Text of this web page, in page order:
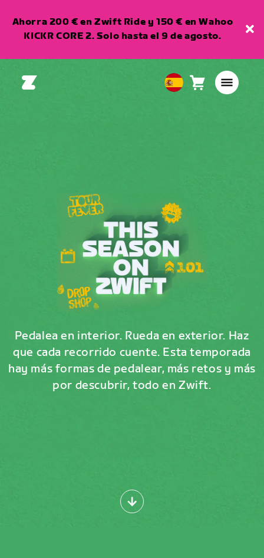
Ahorra 200 € en Zwift Ride y 150 € en Wahoo
KICKR CORE 2. Solo hasta el 9 de agosto.
EuropeanCarro0
artículos
Pedalea en interior. Rueda en exterior. Haz
que cada recorrido cuente. Esta temporada
hay más formas de pedalear, más retos y más
por descubrir, todo en Zwift.